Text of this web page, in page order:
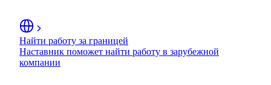
Найти работу за границей
Наставник поможет найти работу в зарубежной
компании